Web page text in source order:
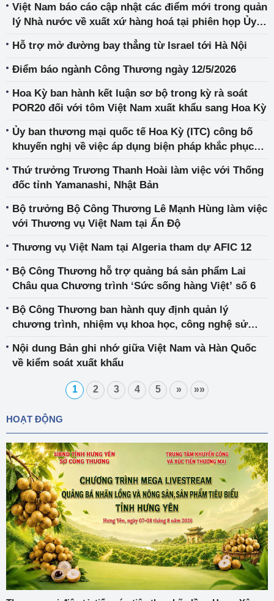
Việt Nam báo cáo cập nhật các điểm mới trong quản
lý Nhà nước về xuất xứ hàng hoá tại phiên họp Ủy
ban quy tắc xuất xứ WTO
Hỗ trợ mở đường bay thẳng từ Israel tới Hà Nội
Điểm báo ngành Công Thương ngày 12/5/2026
Hoa Kỳ ban hành kết luận sơ bộ trong kỳ rà soát
POR20 đối với tôm Việt Nam xuất khẩu sang Hoa Kỳ
Ủy ban thương mại quốc tế Hoa Kỳ (ITC) công bố
khuyến nghị về việc áp dụng biện pháp khắc phục
mặt đá thạch anh (TA-201-79)
Thứ trưởng Trương Thanh Hoài làm việc với Thống
đốc tỉnh Yamanashi, Nhật Bản
Bộ trưởng Bộ Công Thương Lê Mạnh Hùng làm việc
với Thương vụ Việt Nam tại Ấn Độ
Thương vụ Việt Nam tại Algeria tham dự AFIC 12
Bộ Công Thương hỗ trợ quảng bá sản phẩm Lai
Châu qua Chương trình ‘Sức sống hàng Việt’ số 6
Bộ Công Thương ban hành quy định quản lý
chương trình, nhiệm vụ khoa học, công nghệ sử
Nội dung Bản ghi nhớ giữa Việt Nam và Hàn Quốc
về kiểm soát xuất khẩu
1 2 3 4 5 » »»
HOẠT ĐỘNG